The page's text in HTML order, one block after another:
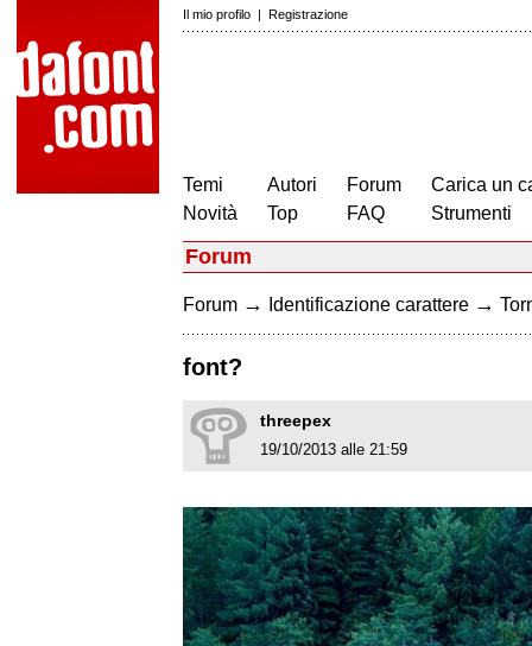
Il mio profilo | Registrazione
Temi
Novità
Autori
Top
Forum
FAQ
Carica un
Strumenti
Forum
Forum → Identificazione carattere →
font?
threepex
19/10/2013 alle 21:59